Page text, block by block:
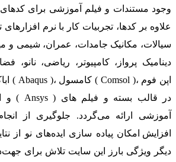
وجود مستندات و فیلم آموزشی برای
علاوه بر کدها، تجربیات کار با نرم
سیالات، مکانیک جامدات، عمران، شیمی و
دینامیک پرواز، کامپیوتر، ریاضی، نانو،
آموزشی ارائه می‌گردد. جلوگیری از
افزایش امکان پیاده سازی ایده‌های نو از
دیگر ویژگی بارز این سایت تلاش برای